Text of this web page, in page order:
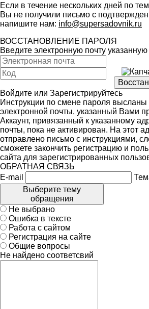
Если в течение нескольких дней по
Вы не получили письмо с
напишите нам: info@supersadovnik.ru
ВОССТАНОВЛЕНИЕ ПАРОЛЯ
Введите электронную почту
Войдите или Зарегистрируйтесь
Инструкции по смене пароля высланы
электронной почты, указанный Вами
Аккаунт, привязанный к указанному
почты, пока не активирован. На этот
отправлено письмо с инструкциями,
сможете закончить регистрацию и
сайта для зарегистрированных
ОБРАТНАЯ СВЯЗЬ
E-mail
Выберите тему
обращения
Не выбрано
Ошибка в тексте
Работа с сайтом
Регистрация на сайте
Общие вопросы
Не найдено соответсвий